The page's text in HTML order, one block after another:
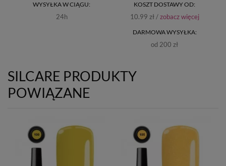
WYSYŁKA W CIĄGU:
24h
KOSZT DOSTAWY OD:
10.99 zł /zobacz więcej
DARMOWA WYSYŁKA:
od 200 zł
SILCARE PRODUKTY
POWIĄZANE